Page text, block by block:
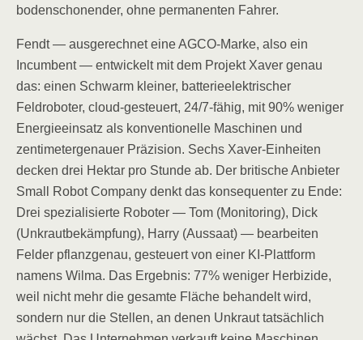
bodenschonender, ohne permanenten Fahrer.
Fendt — ausgerechnet eine AGCO-Marke, also ein
Incumbent — entwickelt mit dem Projekt Xaver genau
das: einen Schwarm kleiner, batterieelektrischer
Feldroboter, cloud-gesteuert, 24/7-fähig, mit 90% weniger
Energieeinsatz als konventionelle Maschinen und
zentimetergenauer Präzision. Sechs Xaver-Einheiten
decken drei Hektar pro Stunde ab. Der britische Anbieter
Small Robot Company denkt das konsequenter zu Ende:
Drei spezialisierte Roboter — Tom (Monitoring), Dick
(Unkrautbekämpfung), Harry (Aussaat) — bearbeiten
Felder pflanzgenau, gesteuert von einer KI-Plattform
namens Wilma. Das Ergebnis: 77% weniger Herbizide,
weil nicht mehr die gesamte Fläche behandelt wird,
sondern nur die Stellen, an denen Unkraut tatsächlich